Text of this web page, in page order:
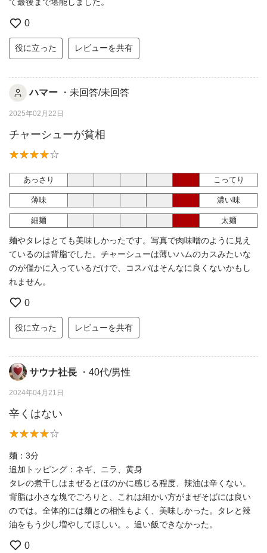
て最後まで堪能しました。
0
役に立った レビューを共有
ハマー ・未回答/未回答
2025年02月22日
チャーシューが貧相
あっさり こってり
薄味 濃い味
細麺 太麺
麺やタレはとても美味しかったです。写真で肉味噌のように見え
ているのは背脂でした。チャーシューは薄いハムのカスみたいな
のが僅かに入っているだけで、コスパはそんなに良くないかもし
れません。
0
役に立った レビューを共有
サウナ社長 ・40代/男性
2024年04月21日
辛くはない
麺：3分
追加トッピング：ネギ、ニラ、黄身
タレの煮干しはまぜるとほのかに感じる程度、辣油は辛くない。
背脂は小さな塊でごろりと、これは細かい方がまぜそばには良い
のでは。全体的には麺との相性もよく、美味しかった。タレと辣
油をもう少し増やしてほしい。。追い飯できなかった。
0